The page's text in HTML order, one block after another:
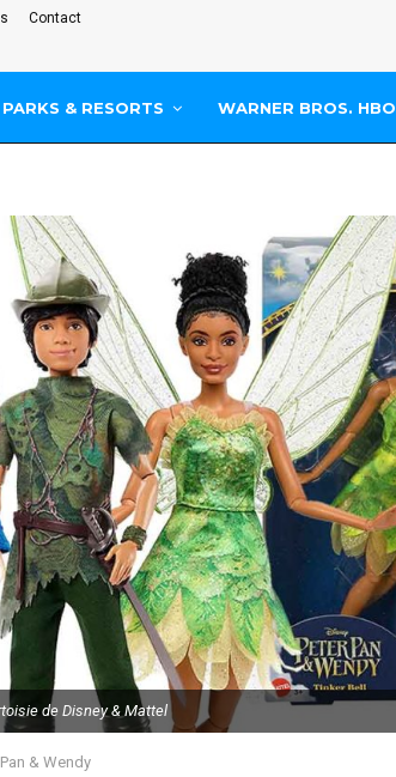
Contact
PARKS & RESORTS WARNER BROS. HBO
de Disney & Mattel
& Wendy